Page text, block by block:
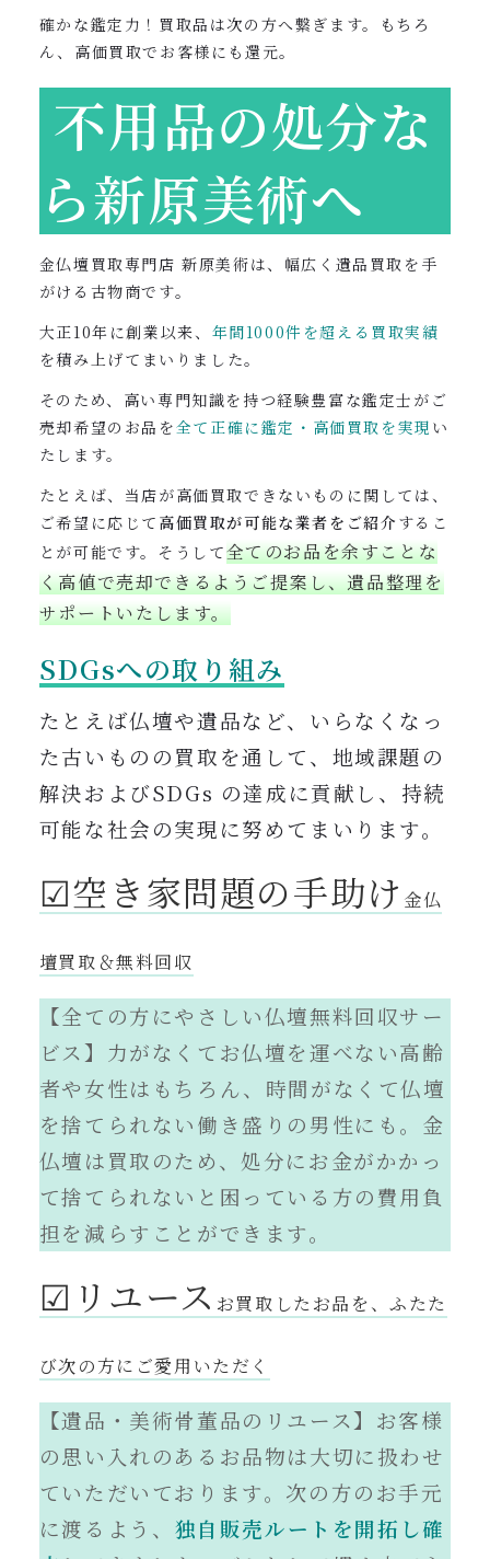
確かな鑑定力！買取品は次の方へ繋ぎます。もちろ
ん、高価買取でお客様にも還元。
不用品の処分な
ら新原美術へ
金仏壇買取専門店 新原美術は、幅広く遺品買取を手
がける古物商です。
大正10年に創業以来、 年間1000件を超える買取実績
を積み上げて まいりました。
そのため、高い専門知識を持つ経験豊富な鑑定士がご
売却希望のお品を全て正確に鑑定・高価買取を実現 い
たします。
たとえば、当店が高価買取できないものに関しては、
ご希望に応じて 高価買取が可能な業者をご紹介 するこ
とが可能です。そうして全てのお品を余すことな
く高値で売却できるようご提案し、遺品整理を
サポートいたします。
SDGsへの取り組み
たとえば仏壇や遺品など、いらなくなっ
た古いものの買取を通して、地域課題の
解決およびSDGs の達成に貢献し、持続
可能な社会の実現に努めてまいります。
☑︎空き家問題の手助け 金仏
壇買取＆無料回収
【全ての方にやさしい仏壇無料回収サー
ビス】力がなくてお仏壇を運べない高齢
者や女性はもちろん、時間がなくて仏壇
を捨てられない働き盛りの男性にも。金
仏壇は買取のため、処分にお金がかかっ
て捨てられないと困っている方の費用負
担を減らすことができます。
☑︎リユース お買取したお品を、ふたた
び次の方にご愛用いただく
【遺品・美術骨董品のリユース】お客様
の思い入れのあるお品物は大切に扱わせ
ていただいております。次の方のお手元
に渡るよう、 独自販売ルートを開拓し確